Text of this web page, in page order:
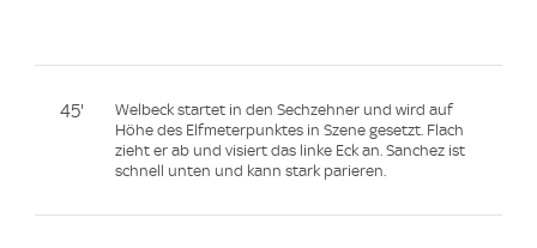
45'
Welbeck startet in den Sechzehner und wird auf
Höhe des Elfmeterpunktes in Szene gesetzt. Flach
zieht er ab und visiert das linke Eck an. Sanchez ist
schnell unten und kann stark parieren.